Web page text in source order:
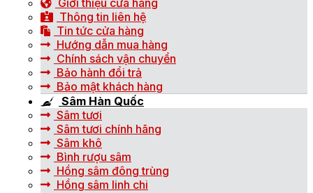
Giới thiệu cửa hàng
Thông tin liên hệ
Tin tức cửa hàng
Hướng dẫn mua hàng
Chính sách vận chuyển
Bảo hành đổi trả
Bảo mật khách hàng
Sâm Hàn Quốc
Sâm tươi
Sâm tươi chính hãng
Sâm khô
Bình rượu sâm
Hồng sâm đông trùng
Hồng sâm linh chi